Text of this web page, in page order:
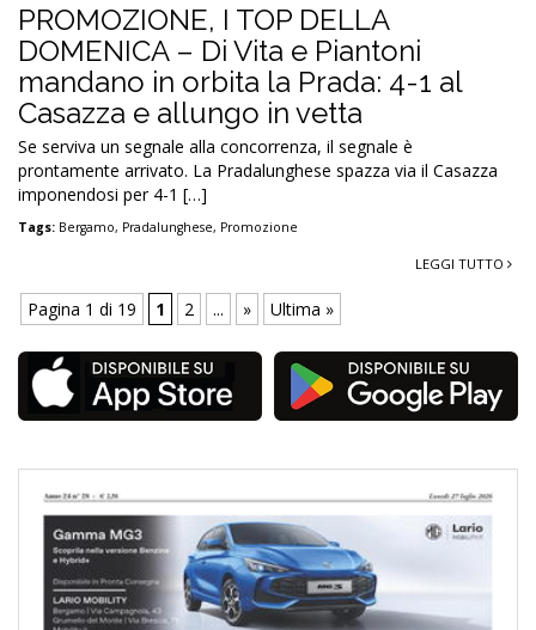
PROMOZIONE, I TOP DELLA
DOMENICA – Di Vita e Piantoni
mandano in orbita la Prada: 4-1 al
Casazza e allungo in vetta
Se serviva un segnale alla concorrenza, il segnale è
prontamente arrivato. La Pradalunghese spazza via il Casazza
imponendosi per 4-1 […]
Tags: Bergamo, Pradalunghese, Promozione
LEGGI TUTTO
Pagina 1 di 19 1 2 ... » Ultima »